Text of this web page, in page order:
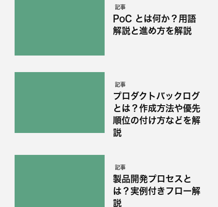
記事
PoC とは何か？用語
解説と進め方を解説
記事
プロダクトバックログ
とは？作成方法や優先
順位の付け方などを解
説
記事
製品開発プロセスと
は？実例付きフロー解
説